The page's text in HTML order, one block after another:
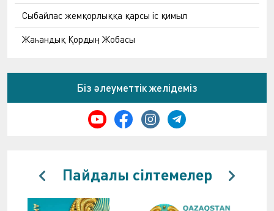
Сыбайлас жемқорлыққа қарсы іс қимыл
Жаһандық Қордың Жобасы
Біз әлеуметтік желідеміз
Пайдалы сілтемелер